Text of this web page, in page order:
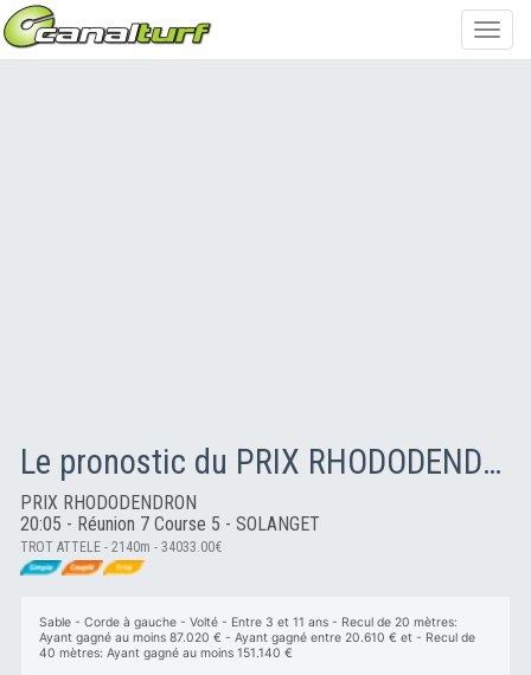
Le pronostic du PRIX RHODODENDRON
PRIX RHODODENDRON
20:05 - Réunion 7 Course 5 - SOLANGET
TROT ATTELE - 2140m - 34033.00€
Sable - Corde à gauche - Volté - Entre 3 et 11 ans - Recul de 20 mètres:
Ayant gagné au moins 87.020 € - Ayant gagné entre 20.610 € et - Recul de
40 mètres: Ayant gagné au moins 151.140 €